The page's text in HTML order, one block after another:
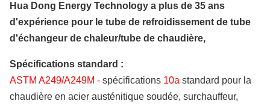
Hua Dong Energy Technology a plus de 35 ans
d'expérience pour le tube de refroidissement de tube
d'échangeur de chaleur/tube de chaudière,
Spécifications standard :
ASTM A249/A249M - spécifications 10a standard pour la
chaudière en acier austénitique soudée, surchauffeur,